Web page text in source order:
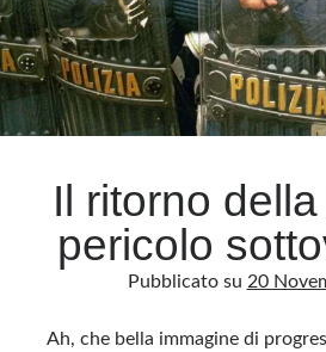
di
Il ritorno
pericolo
Pubblicato su 20
Ah, che bella immagine di